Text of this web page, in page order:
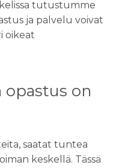
tutustumme
ja palvelu voivat
oikeat
opastus on
saatat tuntea
keskellä. Tässä